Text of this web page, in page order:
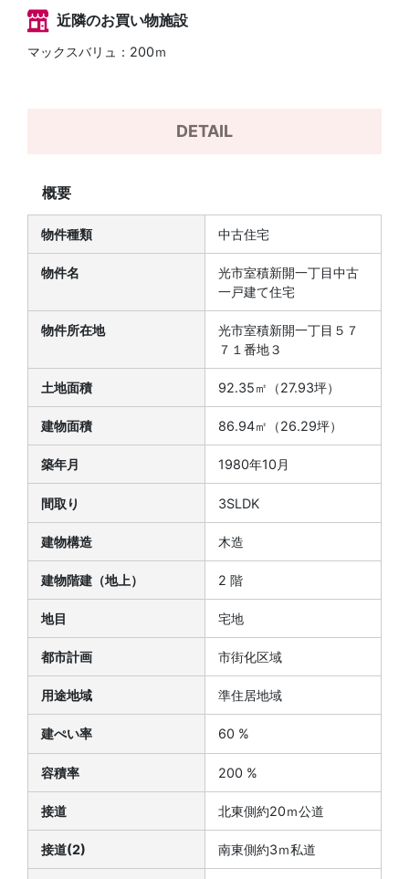
近隣のお買い物施設
マックスバリュ：200ｍ
DETAIL
概要
物件種類 中古住宅
物件名
光市室積新開一丁目中古
一戸建て住宅
物件所在地
光市室積新開一丁目５７
７１番地３
土地面積 92.35㎡（27.93坪）
建物面積 86.94㎡（26.29坪）
築年月 1980年10月
間取り 3SLDK
建物構造 木造
建物階建（地上） 2 階
地目 宅地
都市計画 市街化区域
用途地域 準住居地域
建ぺい率 60 %
容積率 200 %
接道 北東側約20ｍ公道
接道(2) 南東側約3ｍ私道